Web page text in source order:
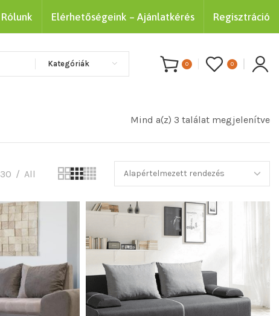
Rólunk Elérhetőségeink – Ajánlatkérés Regisztráció
Kategóriák 0 0
Mind a(z) 3 találat megjelenítve
30 All